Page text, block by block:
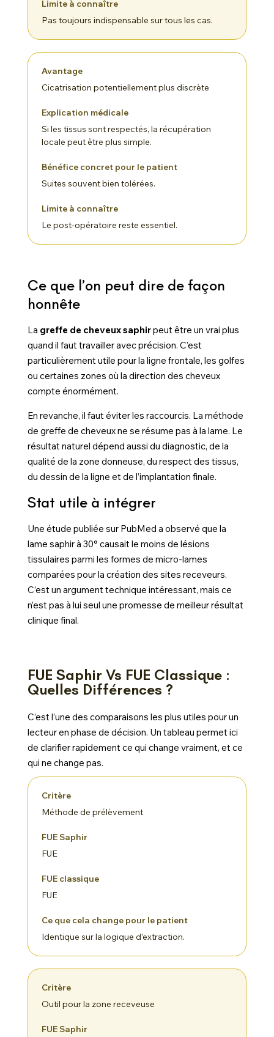
Pas toujours indispensable sur tous les cas.
Cicatrisation potentiellement plus discrète
Si les tissus sont respectés, la récupération
locale peut être plus simple.
Suites souvent bien tolérées.
Le post-opératoire reste essentiel.
Ce que l’on peut dire de façon
honnête
La greffe de cheveux saphirpeut être un vrai plus
quand il faut travailler avec précision. C’est
particulièrement utile pour la ligne frontale, les golfes
ou certaines zones où la direction des cheveux
compte énormément.
En revanche, il faut éviter les raccourcis. La méthode
de greffe de cheveux ne se résume pas à la lame. Le
résultat naturel dépend aussi du diagnostic, de la
qualité de la zone donneuse, du respect des tissus,
du dessin de la ligne et de l’implantation finale.
Stat utile à intégrer
Une étude publiée sur PubMed a observé que la
lame saphir à 30° causait le moins de lésions
tissulaires parmi les formes de micro-lames
comparées pour la création des sites receveurs.
C’est un argument technique intéressant, mais ce
n’est pas à lui seul une promesse de meilleur résultat
clinique final.
FUE Saphir Vs FUE Classique :
Quelles Différences ?
C’est l’une des comparaisons les plus utiles pour un
lecteur en phase de décision. Un tableau permet ici
de clarifier rapidement ce qui change vraiment, et ce
qui ne change pas.
Méthode de prélèvement
FUE
FUE
Identique sur la logique d’extraction.
Outil pour la zone receveuse